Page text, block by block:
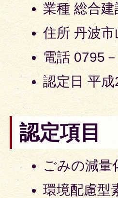
業種 総合建
住所 丹波
電話 0795
認定日 平
認定項目
ごみの減量
環境配慮型